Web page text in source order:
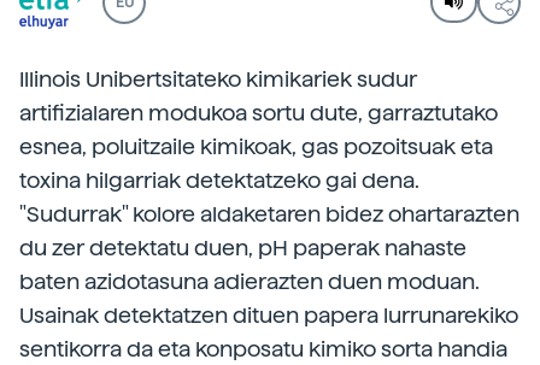
Illinois Unibertsitateko kimikariek sudur
artifizialaren modukoa sortu dute, garraztutako
esnea, poluitzaile kimikoak, gas pozoitsuak eta
toxina hilgarriak detektatzeko gai dena.
"Sudurrak" kolore aldaketaren bidez ohartarazten
du zer detektatu duen, pH paperak nahaste
baten azidotasuna adierazten duen moduan.
Usainak detektatzen dituen papera lurrunarekiko
sentikorra da eta konposatu kimiko sorta handia